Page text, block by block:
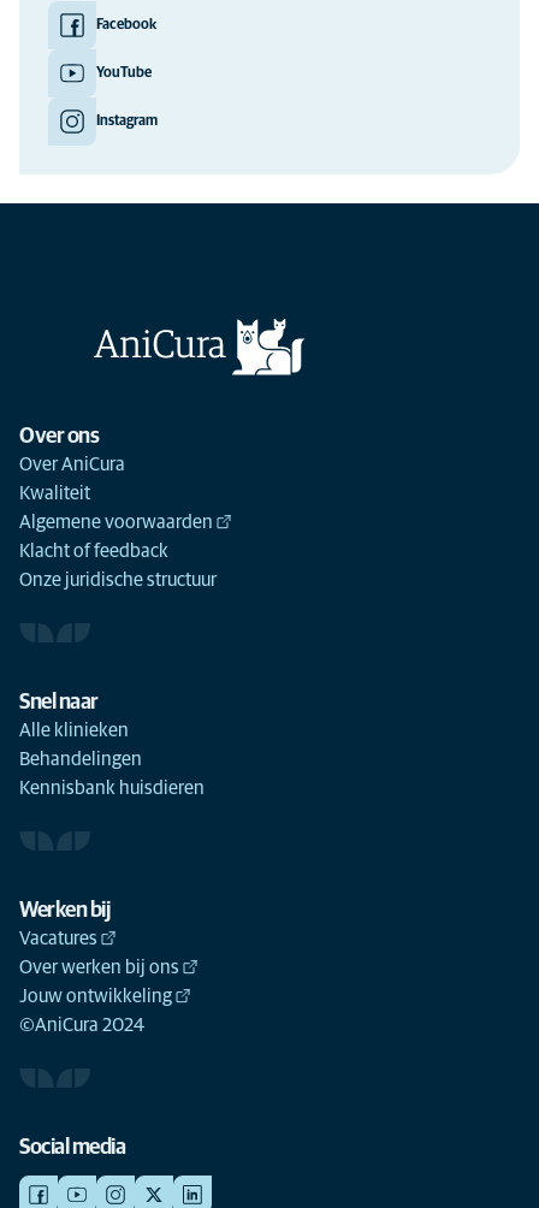
Facebook
YouTube
Instagram
Over ons
Over AniCura
Kwaliteit
Algemene voorwaarden
Klacht of feedback
Onze juridische structuur
Snel naar
Alle klinieken
Behandelingen
Kennisbank huisdieren
Werken bij
Vacatures
Over werken bij ons
Jouw ontwikkeling
©AniCura 2024
Social media